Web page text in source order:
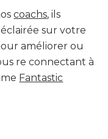
coachs, ils
sur votre
améliorer ou
re connectant à
Fantastic